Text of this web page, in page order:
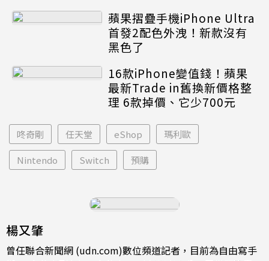
蘋果摺疊手機iPhone Ultra
首發2配色外洩！新款沒有
黑色了
16款iPhone變值錢！蘋果
最新Trade in舊換新價格整
理 6款掉價、它少700元
咚奇剛 任天堂 eShop 瑪利歐
Nintendo Switch 預購
楊又肇
曾任聯合新聞網 (udn.com)數位頻道記者，目前為自由寫手